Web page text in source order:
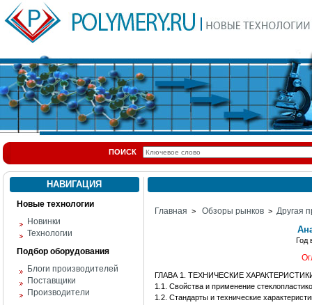
ПОИСК
НАВИГАЦИЯ
Новые технологии
Новинки
Технологии
Подбор оборудования
Блоги производителей
Поставщики
Производители
Главная > Обзоры рынков > Другая
Год
ГЛАВА 1. ТЕХНИЧЕСКИЕ
1.1. Свойства и применение
1.2. Стандарты и технические